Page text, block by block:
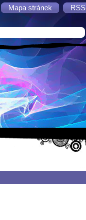
Mapa stránek RSS